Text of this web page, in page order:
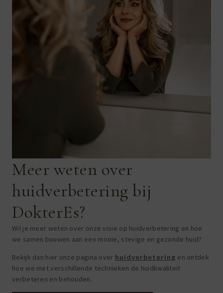
Meer weten over
huidverbetering bij
DokterEs?
Wil je meer weten over onze visie op huidverbetering en hoe
we samen bouwen aan een mooie, stevige en gezonde huid?
Bekijk dan hier onze pagina over huidverbetering en ontdek
hoe we met verschillende technieken de huidkwaliteit
verbeteren en behouden.